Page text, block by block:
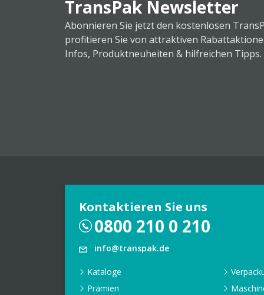
TransPak Newsletter
Abonnieren Sie jetzt den kostenlosen
profitieren Sie von attraktiven
Infos, Produktneuheiten & hilfreichen Tipps.
Kontaktieren Sie uns
0800 210 0 210
info@transpak.de
Kataloge
Prämien